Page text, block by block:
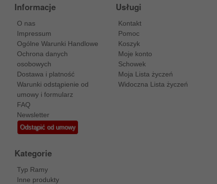
Informacje
O nas
Impressum
Ogólne Warunki Handlowe
Ochrona danych
osobowych
Dostawa i platność
Warunki odstąpienie od
umowy i formularz
FAQ
Newsletter
Odstąpić od umowy
Usługi
Kontakt
Pomoc
Koszyk
Moje konto
Schowek
Moja Lista życzeń
Widoczna Lista życzeń
Kategorie
Typ Ramy
Inne produkty